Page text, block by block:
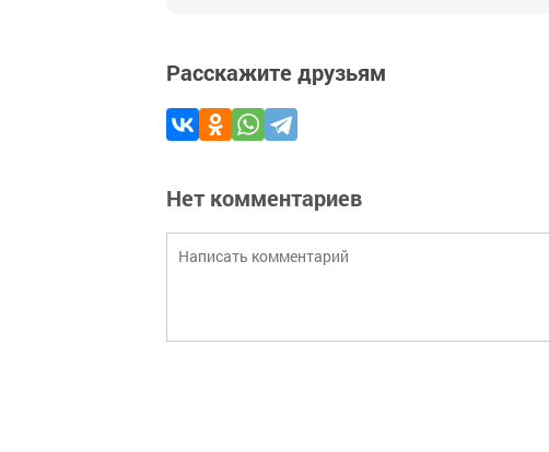
Расскажите друзьям
Нет комментариев